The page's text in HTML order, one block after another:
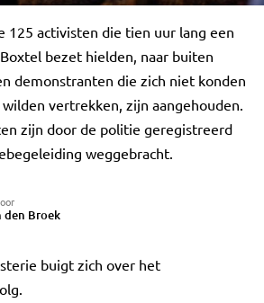
125 activisten die tien uur lang een
bezet hielden, naar buiten
demonstranten die zich niet konden
vertrekken, zijn aangehouden.
zijn door de politie geregistreerd
weggebracht.
den Broek
buigt zich over het